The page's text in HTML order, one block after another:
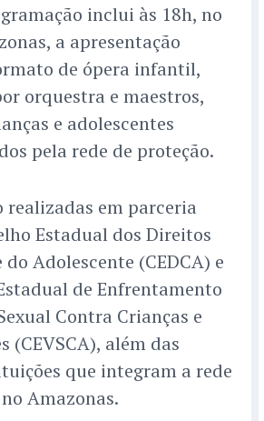
inclui às 18h, no
a apresentação
de ópera infantil,
orquestra e maestros,
e adolescentes
pela rede de proteção.
realizadas em parceria
Estadual dos Direitos
do Adolescente (CEDCA) e
de Enfrentamento
Contra Crianças e
(CEVSCA), além das
que integram a rede
Amazonas.